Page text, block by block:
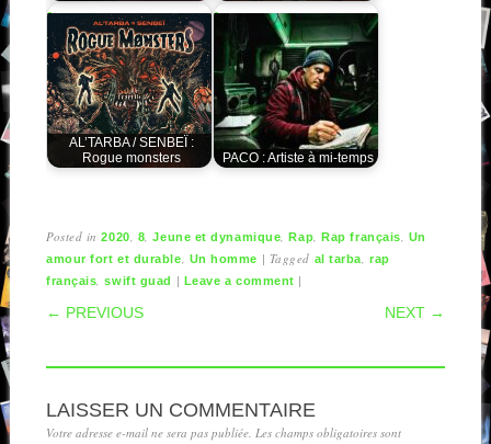
AL’TARBA / SENBEÏ :
Rogue monsters
PACO : Artiste à mi-temps
Posted in2020, 8,Jeune et dynamique,Rap,Rap français, Un
amour fort et durable, Un homme | Tagged al tarba,rap
français,swift guad | Leave a comment |
POST NAVIGATION
← PREVIOUS NEXT →
LAISSER UN COMMENTAIRE
Votre adresse e-mail ne sera pas publiée. Les champs obligatoires sont